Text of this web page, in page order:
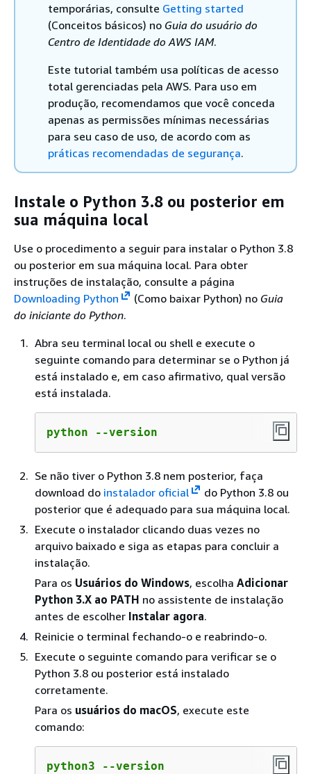
temporárias, consulte Getting started
(Conceitos básicos) no Guia do usuário do
Centro de Identidade do AWS IAM.
Este tutorial também usa políticas de acesso
total gerenciadas pela AWS. Para uso em
produção, recomendamos que você conceda
apenas as permissões mínimas necessárias
para seu caso de uso, de acordo com as
práticas recomendadas de segurança.
Instale o Python 3.8 ou posterior em
sua máquina local
Use o procedimento a seguir para instalar o Python 3.8
ou posterior em sua máquina local. Para obter
instruções de instalação, consulte a página
Downloading Python
(Como baixar Python) no Guia
do iniciante do Python.
Abra seu terminal local ou shell e execute o
seguinte comando para determinar se o Python já
está instalado e, em caso afirmativo, qual versão
está instalada.
python --version
Se não tiver o Python 3.8 nem posterior, faça
download do instalador oficial
do Python 3.8 ou
posterior que é adequado para sua máquina local.
Execute o instalador clicando duas vezes no
arquivo baixado e siga as etapas para concluir a
instalação.
Para os Usuários do Windows, escolha Adicionar
Python 3.X ao PATH no assistente de instalação
antes de escolher Instalar agora.
Reinicie o terminal fechando-o e reabrindo-o.
Execute o seguinte comando para verificar se o
Python 3.8 ou posterior está instalado
corretamente.
Para os usuários do macOS, execute este
comando:
python3 --version